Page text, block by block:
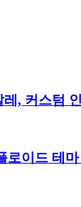
레, 커스텀
로이드 테